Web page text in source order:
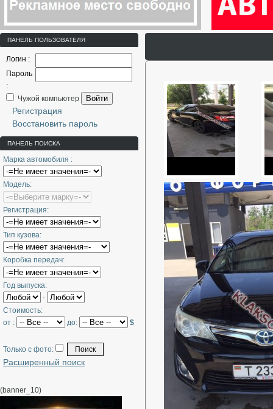
ПАНЕЛЬ ПОЛЬЗОВАТЕЛЯ
Логин :
Пароль
:
Чужой компьютер
Войти
Регистрация
Восстановить пароль
ПАНЕЛЬ ПОИСКА
Марка автомобиля :
Модель:
Регистрация:
Тип кузова:
Коробка передач:
Год выпуска:
-
Стоимость:
от :
до: $
Только с фото:
Расширенный поиск
(banner_10)